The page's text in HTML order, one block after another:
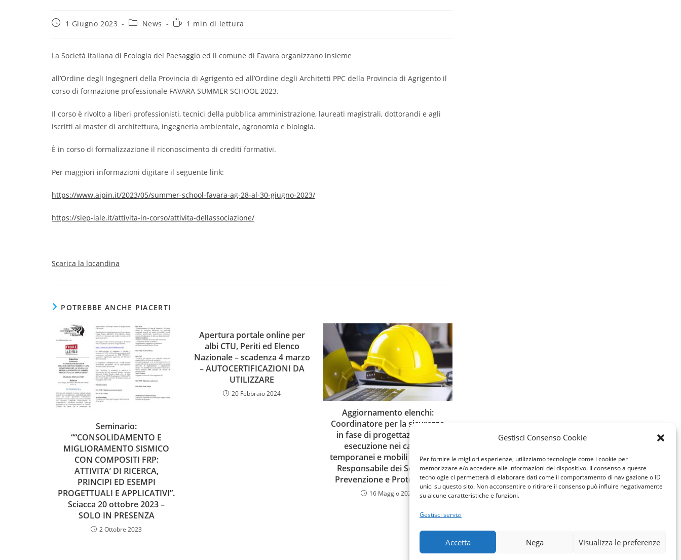
Gestisci Consenso Cookie
Per fornire le migliori esperienze, utilizziamo tecnologie come i cookie per
memorizzare e/o accedere alle informazioni del dispositivo. Il consenso a queste
tecnologie ci permetterà di elaborare dati come il comportamento di navigazione o ID
unici su questo sito. Non acconsentire o ritirare il consenso può influire negativamente
su alcune caratteristiche e funzioni.
Gestisci servizi
Accetta Nega Visualizza le preferenze
Articolo1 Giugno 2023
Categoria
News
Tempo1 min di lettura
La Società italiana di Ecologia del Paesaggio ed il comune di Favara organizzano insieme
all’Ordine degli Ingegneri della Provincia di Agrigento ed all’Ordine degli Architetti PPC della Provincia di Agrigento il
corso di formazione professionale FAVARA SUMMER SCHOOL 2023.
Il corso è rivolto a liberi professionisti, tecnici della pubblica amministrazione, laureati magistrali, dottorandi e agli
iscritti ai master di architettura, ingegneria ambientale, agronomia e biologia.
È in corso di formalizzazione il riconoscimento di crediti formativi.
Per maggiori informazioni digitare il seguente link:
https://www.aipin.it/2023/05/summer-school-favara-ag-28-al-30-giugno-2023/
https://siep-iale.it/attivita-in-corso/attivita-dellassociazione/
Scarica la locandina
POTREBBE ANCHE PIACERTI
Seminario:
““CONSOLIDAMENTO E
MIGLIORAMENTO SISMICO
CON COMPOSITI FRP:
ATTIVITA’ DI RICERCA,
PRINCIPI ED ESEMPI
PROGETTUALI E APPLICATIVI”.
Sciacca 20 ottobre 2023 –
SOLO IN PRESENZA
2 Ottobre 2023
Apertura portale online per
albi CTU, Periti ed Elenco
Nazionale – scadenza 4 marzo
– AUTOCERTIFICAZIONI DA
UTILIZZARE
20 Febbraio 2024
Aggiornamento elenchi:
Coordinatore per la sicurezza
in fase di progettazione ed
esecuzione nei cantieri
temporanei e mobili ed RSPP (
Responsabile dei Servizi di
Prevenzione e Protezione ).
16 Maggio 2023